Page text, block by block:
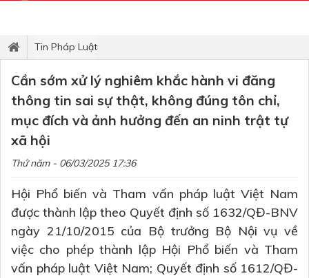
Tin Pháp Luật
Cần sớm xử lý nghiêm khắc hành vi đăng
thông tin sai sự thật, không đúng tôn chỉ,
mục đích và ảnh hưởng đến an ninh trật tự
xã hội
Thứ năm - 06/03/2025 17:36
Hội Phổ biến và Tham vấn pháp luật Việt Nam
được thành lập theo Quyết định số 1632/QĐ-BNV
ngày 21/10/2015 của Bộ trưởng Bộ Nội vụ về
việc cho phép thành lập Hội Phổ biến và Tham
vấn pháp luật Việt Nam; Quyết định số 1612/QĐ-